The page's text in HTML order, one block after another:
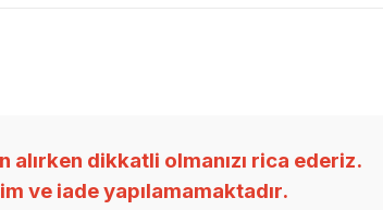
dikkatli olmanızı rica ederiz.
ve iade yapılamamaktadır.